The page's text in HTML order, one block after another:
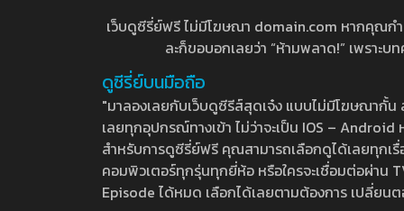
เว็บดูซีรี่ย์ฟรี ไม่มีโฆษณา domain.com หากคุณก
ละก็ขอบอกเลยว่า “ห้ามพลาด!” เพราะ
ดูซีรี่ย์บนมือถือ
"มาลองเลยกับเว็บดูซีรีส์สุดเจ๋ง แบบไม่มีโฆษณากั้
เลยทุกอุปกรณ์ทางเข้า ไม่ว่าจะเป็น IOS –
สำหรับการดูซีรี่ย์ฟรี คุณสามารถเลือกดูได้เลยทุกเ
คอมพิวเตอร์ทุกรุ่นทุกยี่ห้อ หรือใครจะเชื่อมต่อผ่าน
Episode ได้หมด เลือกได้เลยตามต้องการ เปลี่ยน